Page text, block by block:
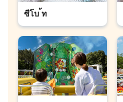
ซีโบ ้ท